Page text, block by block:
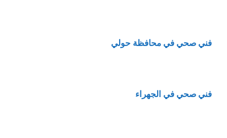
فني صحي في محافظة حولي
فني صحي في الجهراء